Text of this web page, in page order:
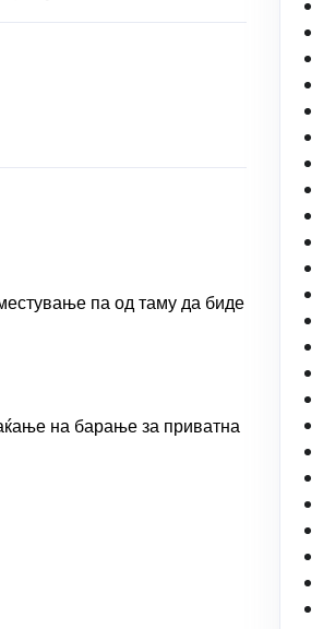
па од таму да биде
на барање за приватна